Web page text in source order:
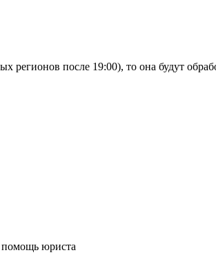
регионов после 19:00), то она будут
помощь юриста